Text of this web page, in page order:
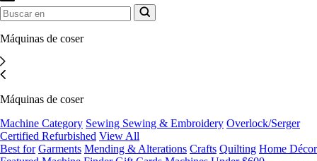
Máquinas de coser
Máquinas de coser
Machine Category Sewing Sewing & Embroidery Overlock/Serger
Certified Refurbished View All
Best for Garments Mending & Alterations Crafts Quilting Home Décor